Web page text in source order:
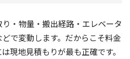
・物量・搬出経路・エレベータ
で変動します。だからこそ料金
現地見積もりが最も正確です。